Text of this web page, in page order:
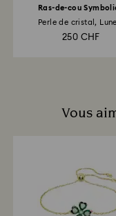
Ras-de-cou
Perle de cristal,
250 CHF
Vous